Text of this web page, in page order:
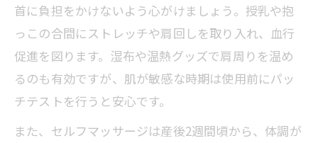
首に負担をかけないよう心がけましょう。授乳や抱
っこの合間にストレッチや肩回しを取り入れ、血行
促進を図ります。湿布や温熱グッズで肩周りを温め
るのも有効ですが、肌が敏感な時期は使用前にパッ
チテストを行うと安心です。
また、セルフマッサージは産後2週間頃から、体調が